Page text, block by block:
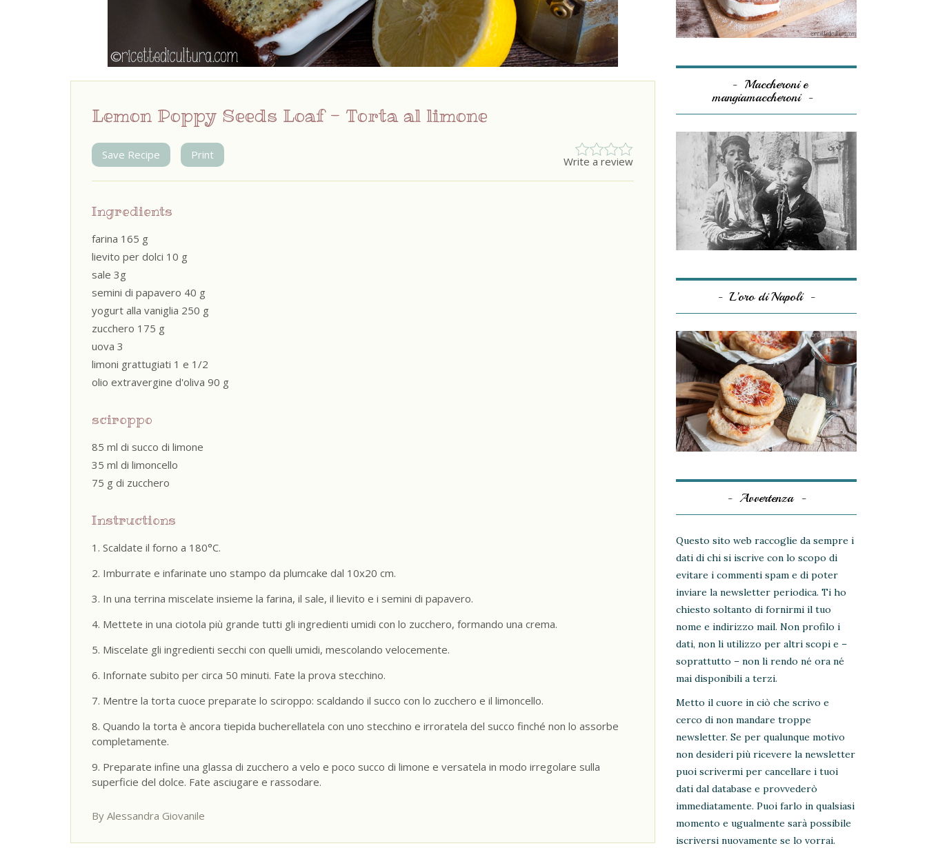
Lemon Poppy Seeds Loaf - Torta al limone
Write a review
Save Recipe Print
Ingredients
farina 165 g
lievito per dolci 10 g
sale 3g
semini di papavero 40 g
yogurt alla vaniglia 250 g
zucchero 175 g
uova 3
limoni grattugiati 1 e 1/2
olio extravergine d'oliva 90 g
sciroppo
85 ml di succo di limone
35 ml di limoncello
75 g di zucchero
Instructions
Scaldate il forno a 180°C.
Imburrate e infarinate uno stampo da plumcake dal 10x20 cm.
In una terrina miscelate insieme la farina, il sale, il lievito e i semini di papavero.
Mettete in una ciotola più grande tutti gli ingredienti umidi con lo zucchero, formando una crema.
Miscelate gli ingredienti secchi con quelli umidi, mescolando velocemente.
Infornate subito per circa 50 minuti. Fate la prova stecchino.
Mentre la torta cuoce preparate lo sciroppo: scaldando il succo con lo zucchero e il limoncello.
Quando la torta è ancora tiepida bucherellatela con uno stecchino e irroratela del succo finché non lo assorbe
completamente.
Preparate infine una glassa di zucchero a velo e poco succo di limone e versatela in modo irregolare sulla
superficie del dolce. Fate asciugare e rassodare.
By Alessandra Giovanile
Maccheroni e
mangiamaccheroni
L’oro di Napoli
Avvertenza
Questo sito web raccoglie da sempre i
dati di chi si iscrive con lo scopo di
evitare i commenti spam e di poter
inviare la newsletter periodica. Ti ho
chiesto soltanto di fornirmi il tuo
nome e indirizzo mail. Non profilo i
dati, non li utilizzo per altri scopi e –
soprattutto – non li rendo né ora né
mai disponibili a terzi.
Metto il cuore in ciò che scrivo e
cerco di non mandare troppe
newsletter. Se per qualunque motivo
non desideri più ricevere la newsletter
puoi scrivermi per cancellare i tuoi
dati dal database e provvederò
immediatamente. Puoi farlo in qualsiasi
momento e ugualmente sarà possibile
iscriversi nuovamente se lo vorrai.